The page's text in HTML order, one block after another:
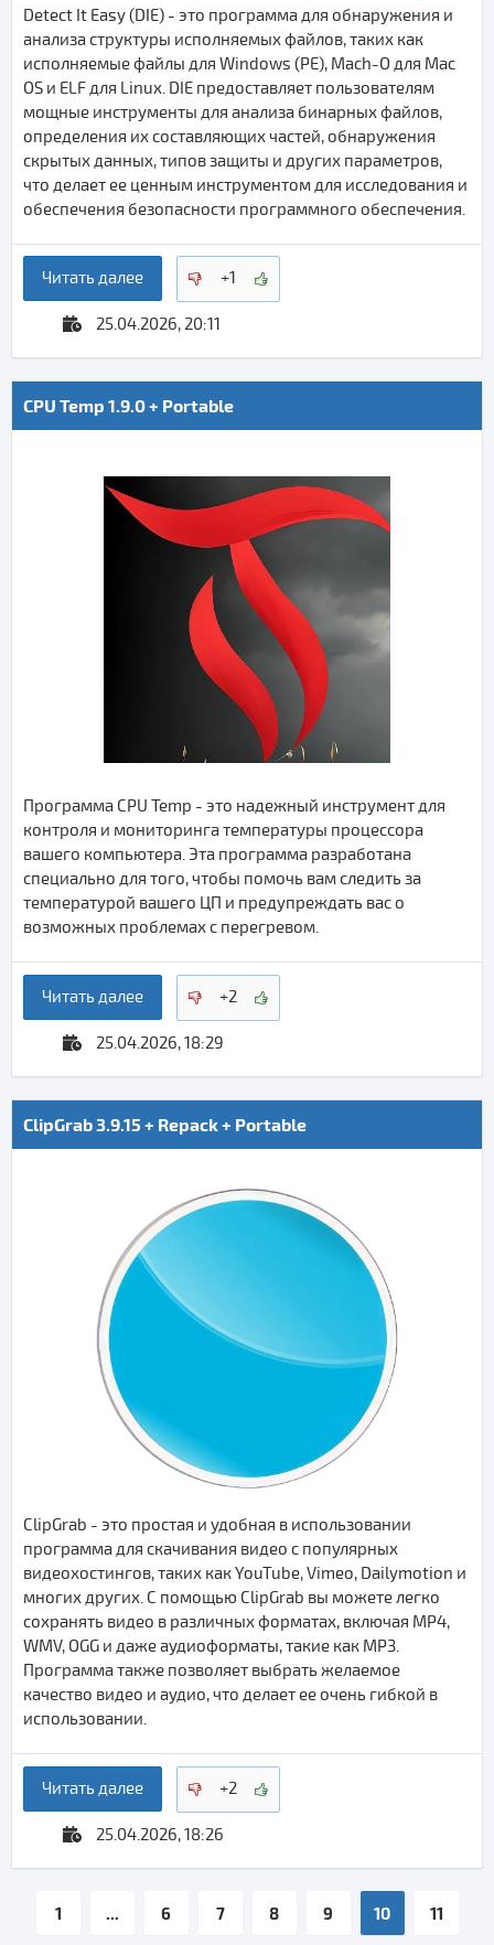
Detect It Easy (DIE) - это программа для обнаружения и
анализа структуры исполняемых файлов, таких как
исполняемые файлы для Windows (PE), Mach-O для Mac
OS и ELF для Linux. DIE предоставляет пользователям
мощные инструменты для анализа бинарных файлов,
определения их составляющих частей, обнаружения
скрытых данных, типов защиты и других параметров,
что делает ее ценным инструментом для исследования и
обеспечения безопасности программного обеспечения.
Читать далее +1
25.04.2026, 20:11
CPU Temp 1.9.0 + Portable
Программа CPU Temp - это надежный инструмент для
контроля и мониторинга температуры процессора
вашего компьютера. Эта программа разработана
специально для того, чтобы помочь вам следить за
температурой вашего ЦП и предупреждать вас о
возможных проблемах с перегревом.
Читать далее +2
25.04.2026, 18:29
ClipGrab 3.9.15 + Repack + Portable
ClipGrab - это простая и удобная в использовании
программа для скачивания видео с популярных
видеохостингов, таких как YouTube, Vimeo, Dailymotion и
многих других. С помощью ClipGrab вы можете легко
сохранять видео в различных форматах, включая MP4,
WMV, OGG и даже аудиоформаты, такие как MP3.
Программа также позволяет выбрать желаемое
качество видео и аудио, что делает ее очень гибкой в
использовании.
Читать далее +2
25.04.2026, 18:26
1 ... 6 7 8 9 10 11